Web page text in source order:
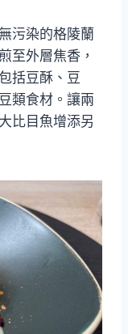
污染的格陵蘭
至外層焦香，
括豆酥、豆
類食材。讓兩
比目魚增添另